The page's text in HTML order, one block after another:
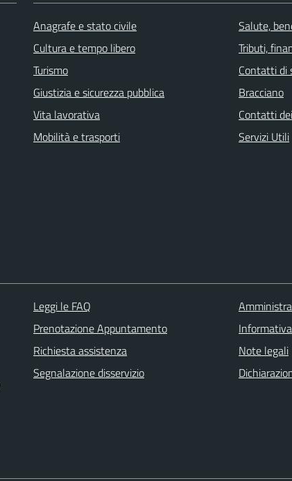
Anagrafe e stato civile
Cultura e tempo libero
Turismo
Giustizia e sicurezza pubblica
Vita lavorativa
Mobilità e trasporti
Salute,
Tributi,
Contatti di
Bracciano
Contatti
Servizi Utili
Leggi le FAQ
Prenotazione Appuntamento
Richiesta assistenza
Segnalazione disservizio
Note legali